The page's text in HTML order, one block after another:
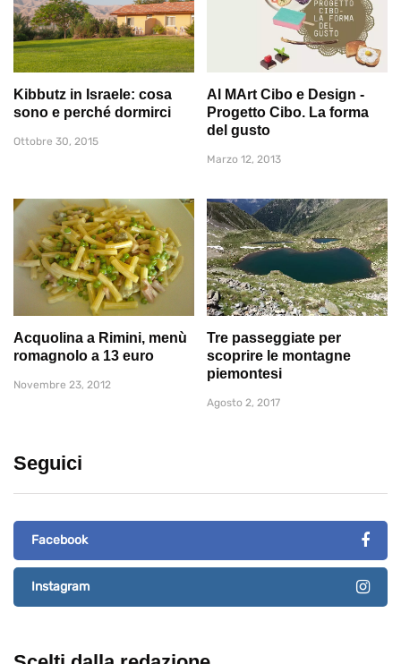
Kibbutz in Israele: cosa
sono e perché dormirci
Ottobre 30, 2015
Al MArt Cibo e Design -
Progetto Cibo. La forma
del gusto
Marzo 12, 2013
Acquolina a Rimini, menù
romagnolo a 13 euro
Novembre 23, 2012
Tre passeggiate per
scoprire le montagne
piemontesi
Agosto 2, 2017
Seguici
Facebook
Instagram